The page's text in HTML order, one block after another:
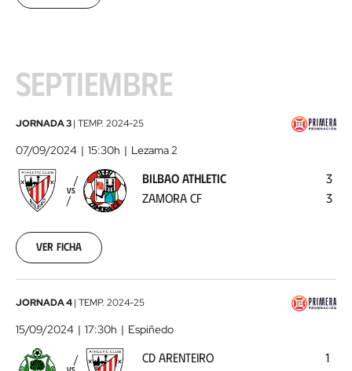
SEPTIEMBRE
Bilbao
Athletic
-
Zamora
CF2024-
07
JORNADA 3| TEMP. 2024-25
07/09/2024 15:30h Lezama 2
VS
BILBAO ATHLETIC
ZAMORA CF
3
3
Ver ficha
CD
Arenteiro
Bilbao
JORNADA 4| TEMP. 2024-25
15/09/2024 17:30h Espiñedo
CD ARENTEIRO
1